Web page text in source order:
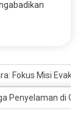
Fokus Misi
Penyelaman di Gili